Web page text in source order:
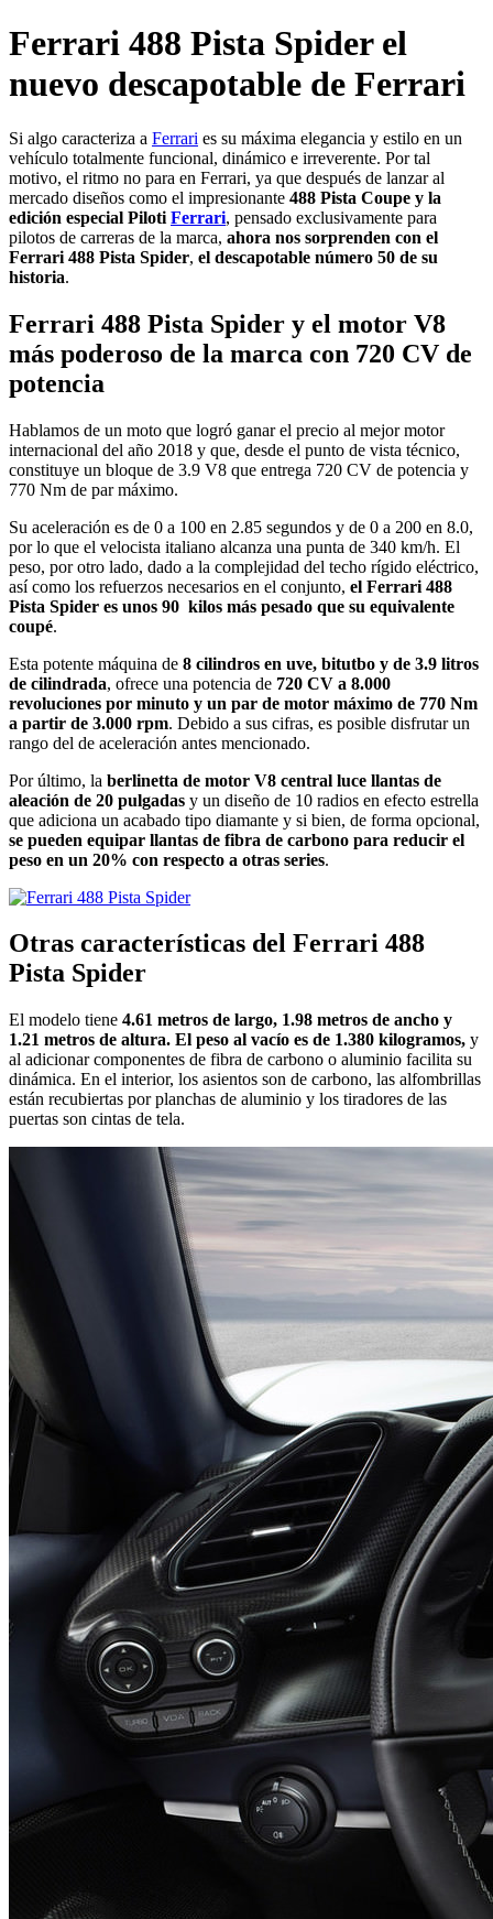
Ferrari 488 Pista Spider el
nuevo descapotable de Ferrari
Si algo caracteriza a Ferrari es su máxima elegancia y estilo en un
vehículo totalmente funcional, dinámico e irreverente. Por tal
motivo, el ritmo no para en Ferrari, ya que después de lanzar al
mercado diseños como el impresionante 488 Pista Coupe y la
edición especial Piloti Ferrari, pensado exclusivamente para
pilotos de carreras de la marca, ahora nos sorprenden con el
Ferrari 488 Pista Spider, el descapotable número 50 de su
historia.
Ferrari 488 Pista Spider y el motor V8
más poderoso de la marca con 720 CV de
potencia
Hablamos de un moto que logró ganar el precio al mejor motor
internacional del año 2018 y que, desde el punto de vista técnico,
constituye un bloque de 3.9 V8 que entrega 720 CV de potencia y
770 Nm de par máximo.
Su aceleración es de 0 a 100 en 2.85 segundos y de 0 a 200 en 8.0,
por lo que el velocista italiano alcanza una punta de 340 km/h. El
peso, por otro lado, dado a la complejidad del techo rígido eléctrico,
así como los refuerzos necesarios en el conjunto, el Ferrari 488
Pista Spider es unos 90 kilos más pesado que su equivalente
coupé.
Esta potente máquina de 8 cilindros en uve, bitutbo y de 3.9 litros
de cilindrada, ofrece una potencia de 720 CV a 8.000
revoluciones por minuto y un par de motor máximo de 770 Nm
a partir de 3.000 rpm. Debido a sus cifras, es posible disfrutar un
rango del de aceleración antes mencionado.
Por último, la berlinetta de motor V8 central luce llantas de
aleación de 20 pulgadas y un diseño de 10 radios en efecto estrella
que adiciona un acabado tipo diamante y si bien, de forma opcional,
se pueden equipar llantas de fibra de carbono para reducir el
peso en un 20% con respecto a otras series.
Otras características del Ferrari 488
Pista Spider
El modelo tiene 4.61 metros de largo, 1.98 metros de ancho y
1.21 metros de altura. El peso al vacío es de 1.380 kilogramos, y
al adicionar componentes de fibra de carbono o aluminio facilita su
dinámica. En el interior, los asientos son de carbono, las alfombrillas
están recubiertas por planchas de aluminio y los tiradores de las
puertas son cintas de tela.